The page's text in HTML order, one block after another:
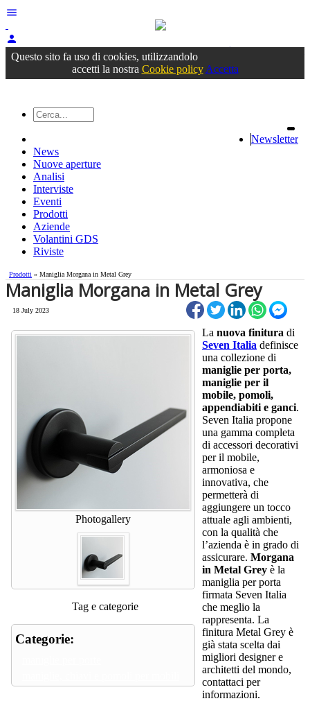
menu
person
Accedioppure registrati
Questo sito fa uso di cookies, utilizzandolo
accetti la nostra Cookie policy Accetta
Newsletter
News
Nuove aperture
Analisi
Interviste
Eventi
Prodotti
Aziende
Volantini GDS
Riviste
Prodotti » Maniglia Morgana in Metal Grey
Maniglia Morgana in Metal Grey
18 July 2023
Photogallery
Tag e categorie
Categorie:
La nuova finitura di
Seven Italia definisce
una collezione di
maniglie per porta,
maniglie per il
mobile, pomoli,
appendiabiti e ganci.
Seven Italia propone
una gamma completa
di accessori decorativi
per il mobile,
armoniosa e
innovativa, che
permetterà di
aggiungere un tocco
attuale agli ambienti,
con la qualità che
l’azienda è in grado di
assicurare. Morgana
in Metal Grey è la
maniglia per porta
firmata Seven Italia
che meglio la
rappresenta. La
finitura Metal Grey è
già stata scelta dai
migliori designer e
architetti del mondo,
contattaci per
informazioni.